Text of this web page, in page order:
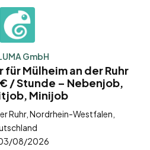
GmbH
Mülheim an der Ruhr
/ Stunde – Nebenjob,
Minijob
Ruhr, Nordrhein-Westfalen,
08/2026